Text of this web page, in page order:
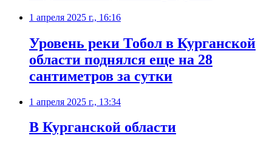
1 апреля 2025 г., 16:16
Уровень реки Тобол в Курганской
области поднялся еще на 28
сантиметров за сутки
1 апреля 2025 г., 13:34
В Курганской области